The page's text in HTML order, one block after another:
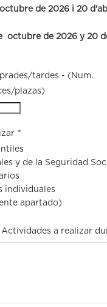
de 2026 i 20
octubre de 2026 y 20
tardes - (Num.
plazas)
*
y de la Seguridad
individuales
apartado)
a realizar